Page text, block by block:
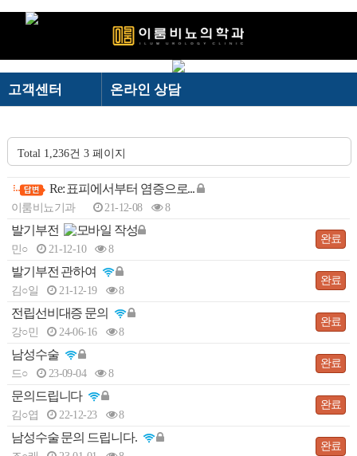
로그인 회원가입
＋ 이룸비뇨기과
－ 이룸비뇨기과
· 이룸비뇨기과 스토리
· 의료진소개
· 의료장비
· 둘러보기
＋ 전립선
－ 전립선
· 전립선비대증 수술
- AI로봇 전립선수술
- 프로게이터(결찰술)
- 유로리프트(결찰술)
- 플라즈마 기화술
- 경요도전립선절제술
- 전립선비대증
· 전립선염
- 약물치료
- 약물+수액치료
온라인 상담
“빠르고 정확한 상담”
고객센터
전립선
남성수술
고객센터
온라인 상담
카카오톡 상담
온라인 예약
공지&보도자료
의무기록 사본발급 안내
빠른상담
Total 1,236건 3 페이지
Re: 표피에서부터 염증으로...
이룸비뇨기과 21-12-08 8
발기부전
민○ 21-12-10 8
완료
발기부전 관하여
김○일 21-12-19 8
완료
전립선비대증 문의
강○민 24-06-16 8
완료
남성수술
드○ 23-09-04 8
완료
문의드립니다
김○엽 22-12-23 8
완료
남성수술 문의 드립니다.
완료